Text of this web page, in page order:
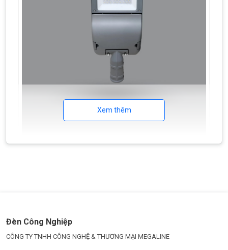
chiếu sáng vượt trội.
Bộ nguồn (driver) ổn định, giúp đèn hoạt động được
Xem thêm
Đèn Công Nghiệp
CÔNG TY TNHH CÔNG NGHỆ & THƯƠNG MẠI MEGALINE